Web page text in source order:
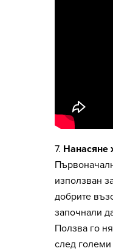
7. Нанасяне
използван
добрите
започнали
Ползва го
след големи